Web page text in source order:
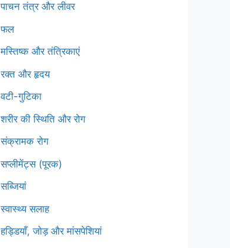
पाचन तंत्र और लीवर
फल
मस्तिष्क और तंत्रिकाएं
रक्त और हृदय
वटी-गुटिका
शरीर की स्थिति और रोग
संक्रामक रोग
सप्लीमेंट्स (पूरक)
सब्जियां
स्वास्थ्य सलाह
हड्डियाँ, जोड़ और मांसपेशियां